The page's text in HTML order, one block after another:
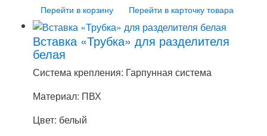
Перейти в корзину Перейти в карточку товара
Вставка «Трубка» для разделителя
белая
Система крепления: Гарпунная система
Материал: ПВХ
Цвет: белый